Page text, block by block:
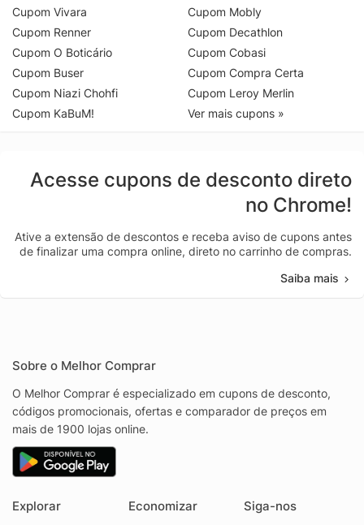
Cupom Vivara
Cupom Renner
Cupom O Boticário
Cupom Buser
Cupom Niazi Chohfi
Cupom KaBuM!
Cupom Mobly
Cupom Decathlon
Cupom Cobasi
Cupom Compra Certa
Cupom Leroy Merlin
Ver mais cupons »
Acesse cupons de desconto direto
no Chrome!
Ative a extensão de descontos e receba aviso de cupons antes
de finalizar uma compra online, direto no carrinho de compras.
Saiba mais
Sobre o Melhor Comprar
O Melhor Comprar é especializado em cupons de desconto,
códigos promocionais, ofertas e comparador de preços em
mais de 1900 lojas online.
Explorar Economizar Siga-nos